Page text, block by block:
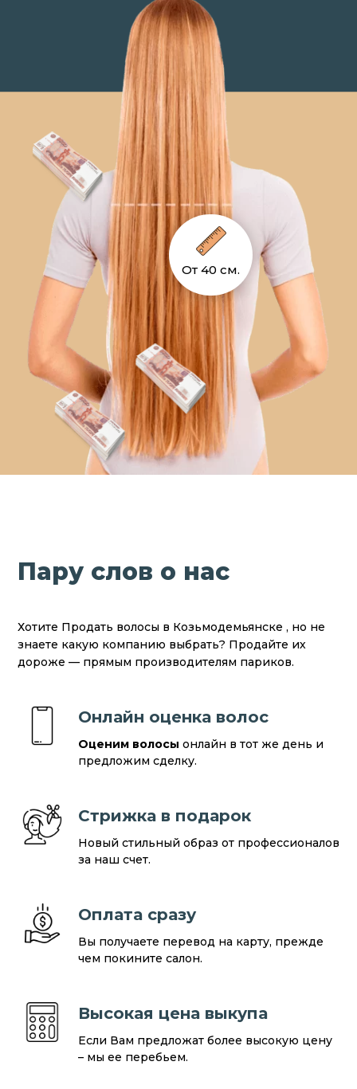
От 40 см.
Пару слов о нас
Хотите Продать волосы в Козьмодемьянске , но не
знаете какую компанию выбрать? Продайте их
дороже — прямым производителям париков.
Онлайн оценка волос
Оценим волосы онлайн в тот же день и
предложим сделку.
Стрижка в подарок
Новый стильный образ от профессионалов
за наш счет.
Оплата сразу
Вы получаете перевод на карту, прежде
чем покините салон.
Высокая цена выкупа
Если Вам предложат более высокую цену
– мы ее перебьем.